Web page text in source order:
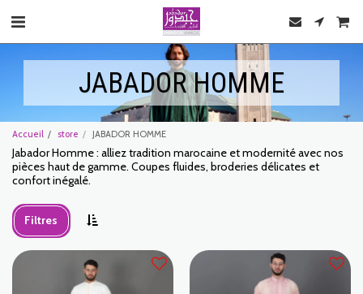
JABADOR HOMME
Accueil store JABADOR HOMME
Jabador Homme : alliez tradition marocaine et modernité avec nos
pièces haut de gamme. Coupes fluides, broderies délicates et
confort inégalé.
Filtres